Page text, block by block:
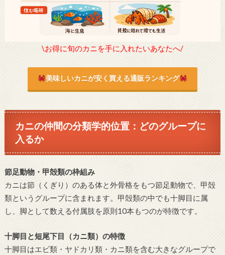
\お得に旬のカニを手に入れたいあなたへ/
美味しいカニが安く買える通販ランキング
カニの仲間の分類学的位置：どのグループに
入るか
節足動物・甲殻類の枠組み
カニは節（くぎり）のある体と外骨格をもつ節足動物で、甲殻
類というグループに含まれます。甲殻類の中でも十脚目に属
し、脚として数える付属肢を原則10本もつのが特徴です。
十脚目と短尾下目（カニ類）の特徴
十脚目はエビ類・ヤドカリ類・カニ類を含む大きなグループで